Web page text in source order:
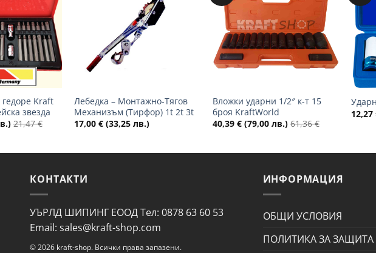
желани
Kraft
звезда
21,47€
желани
Лебедка – Монтажно-Тягов
Механизъм (Тирфор) 1t 2t 3t
17,00 € (33,25 лв.)
желани
Вложки ударни 1/2″ к-т 15
броя KraftWorld
40,39 € (79,00 лв.) 61,36€
12,27
КОНТАКТИ
УЪРЛД ШИПИНГ ЕООД Тел: 0878 63 60 53
Email: sales@kraft-shop.com
© 2026 kraft-shop. Всички права запазени.
ИНФОРМАЦИЯ
ОБЩИ УСЛОВИЯ
ПОЛИТИКА ЗА